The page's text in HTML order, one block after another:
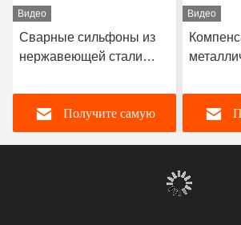
Видео
Сварные сильфоны из
нержавеющей стали
для работы в условиях
высоких температур и
давлений,
Получите самую
Видео
высокой
в
от -10